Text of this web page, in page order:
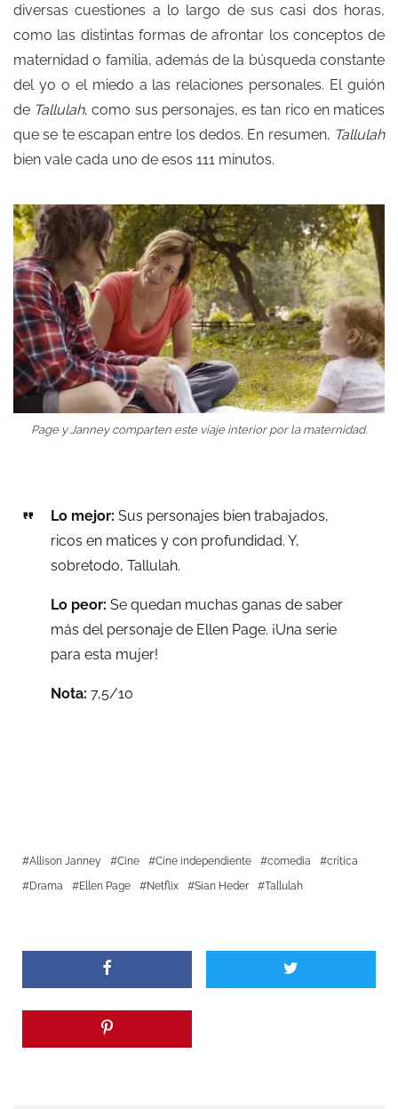
diversas cuestiones a lo largo de sus casi dos horas,
como las distintas formas de afrontar los conceptos de
maternidad o familia, además de la búsqueda constante
del yo o el miedo a las relaciones personales. El guión
de Tallulah, como sus personajes, es tan rico en matices
que se te escapan entre los dedos. En resumen, Tallulah
bien vale cada uno de esos 111 minutos.
Page y Janney comparten este viaje interior por la maternidad.
Lo mejor: Sus personajes bien trabajados,
ricos en matices y con profundidad. Y,
sobretodo, Tallulah.
Lo peor: Se quedan muchas ganas de saber
más del personaje de Ellen Page. ¡Una serie
para esta mujer!
Nota: 7,5/10
Allison Janney Cine Cine independiente comedia
crítica
Drama
Ellen Page Netflix Sian Heder Tallulah